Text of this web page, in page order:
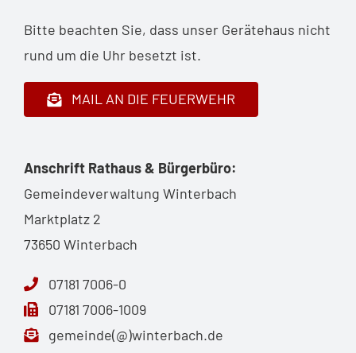
Bitte beachten Sie, dass unser Gerätehaus nicht
rund um die Uhr besetzt ist.
MAIL AN DIE FEUERWEHR
Anschrift Rathaus & Bürgerbüro:
Gemeindeverwaltung Winterbach
Marktplatz 2
73650 Winterbach
07181 7006-0
07181 7006-1009
gemeinde(@)winterbach.de